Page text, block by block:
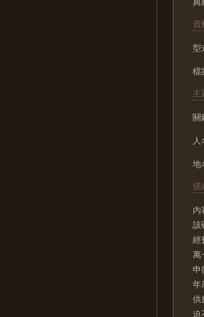
資
型
檔
主
關
地
描
內
該
經
萬
申
年
供
迫